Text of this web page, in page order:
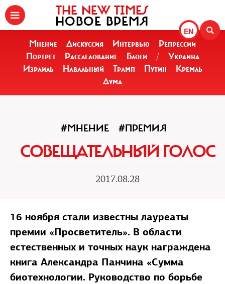
EN
THE NEW TIMES
НОВОЕ ВРЕМЯ
Мнение Дискуссия Интервью
Репрессии
Портрет
Расследование Блоги /
Украина
Израиль
Навальный Трамп Путин
Кремль
Дума
#МНЕНИЕ #ПРЕМИЯ
СОВЕЩАТЕЛЬНЫЙ ГОЛОС
2017.08.28
16 ноября стали известны лауреаты
премии «Просветитель». В области
естественных и точных наук награждена
книга Александра Панчина «Сумма
биотехнологии. Руководство по борьбе